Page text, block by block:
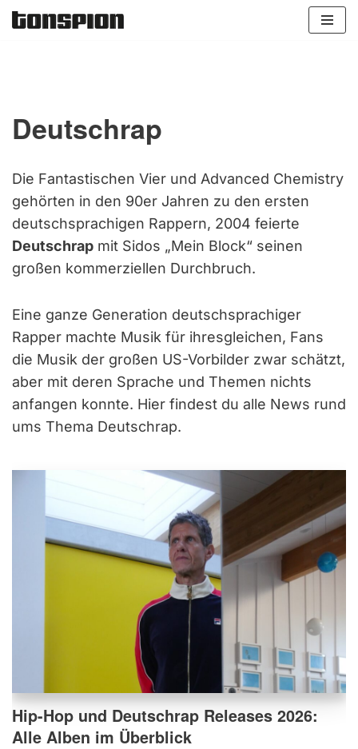
Deutschrap
Die Fantastischen Vier und Advanced Chemistry
gehörten in den 90er Jahren zu den ersten
deutschsprachigen Rappern, 2004 feierte
Deutschrap mit Sidos „Mein Block“ seinen
großen kommerziellen Durchbruch.
Eine ganze Generation deutschsprachiger
Rapper machte Musik für ihresgleichen, Fans
die Musik der großen US-Vorbilder zwar schätzt,
aber mit deren Sprache und Themen nichts
anfangen konnte. Hier findest du alle News rund
ums Thema Deutschrap.
Hip-Hop und Deutschrap Releases 2026:
Alle Alben im Überblick